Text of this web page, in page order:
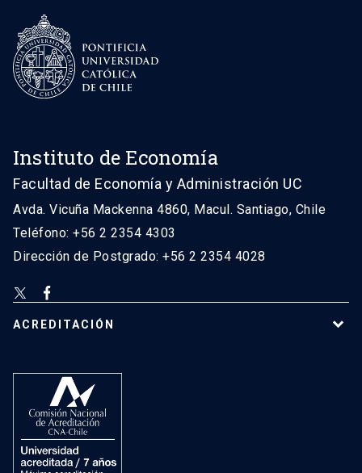
Instituto de Economía
Facultad de Economía y Administración UC
Avda. Vicuña Mackenna 4860, Macul. Santiago, Chile
Teléfono: +56 2 2354 4303
Dirección de Postgrado: +56 2 2354 4028
ACREDITACIÓN